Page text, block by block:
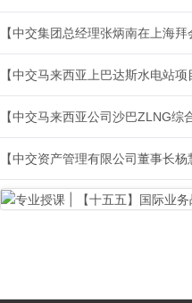
【中交马来西亚上巴达斯水电站项